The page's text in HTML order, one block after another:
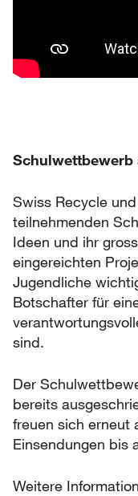
Schulwettbewerb
Swiss Recycle
teilnehmenden
Ideen und ihr
eingereichten
Jugendliche
Botschafter für
sind.
Der
bereits
freuen sich erneut
Einsendungen bis
Weitere